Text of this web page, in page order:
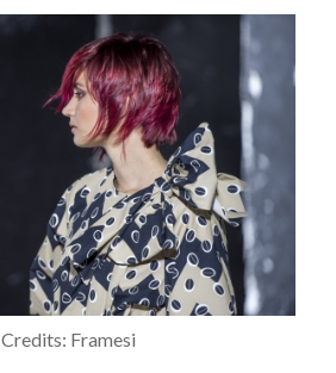
Credits: Framesi